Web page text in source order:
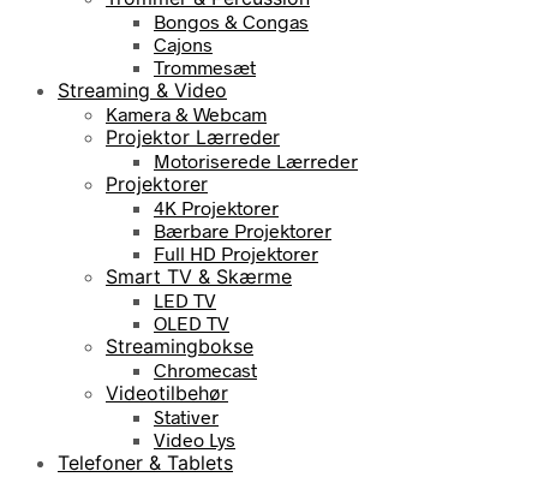
Bongos & Congas
Cajons
Trommesæt
Streaming & Video
Kamera & Webcam
Projektor Lærreder
Motoriserede Lærreder
Projektorer
4K Projektorer
Bærbare Projektorer
Full HD Projektorer
Smart TV & Skærme
LED TV
OLED TV
Streamingbokse
Chromecast
Videotilbehør
Stativer
Video Lys
Telefoner & Tablets